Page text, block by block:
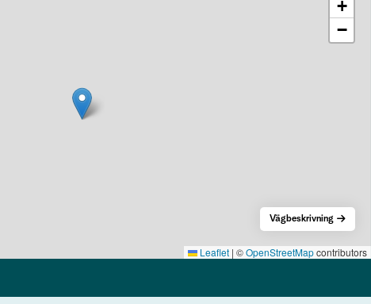
+
−
Leaflet | ©OpenStreetMapcontributors
Vägbeskrivning